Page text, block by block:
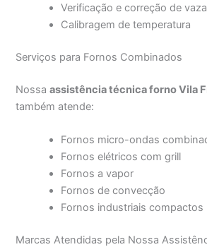
Verificação e correção de
Calibragem de temperatura
Serviços para Fornos Combinados
Nossaassistência técnica forno Vila
também atende:
Fornos micro-ondas
Fornos elétricos com grill
Fornos a vapor
Fornos de convecção
Fornos industriais compactos
Marcas Atendidas pela Nossa